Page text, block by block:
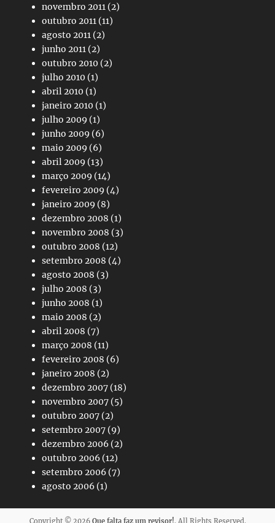
novembro 2011 (2)
outubro 2011 (11)
agosto 2011 (2)
junho 2011 (2)
outubro 2010 (2)
julho 2010 (1)
abril 2010 (1)
janeiro 2010 (1)
julho 2009 (1)
junho 2009 (6)
maio 2009 (6)
abril 2009 (13)
março 2009 (14)
fevereiro 2009 (4)
janeiro 2009 (8)
dezembro 2008 (1)
novembro 2008 (3)
outubro 2008 (12)
setembro 2008 (4)
agosto 2008 (3)
julho 2008 (3)
junho 2008 (1)
maio 2008 (2)
abril 2008 (7)
março 2008 (11)
fevereiro 2008 (6)
janeiro 2008 (2)
dezembro 2007 (18)
novembro 2007 (5)
outubro 2007 (2)
setembro 2007 (9)
dezembro 2006 (2)
outubro 2006 (12)
setembro 2006 (7)
agosto 2006 (1)
Copyright © 2026 Que falta faz um revisor!. All Rights Reserved.